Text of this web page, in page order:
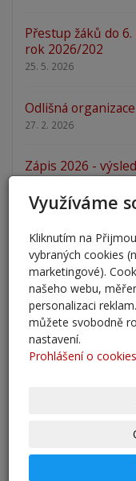
Přestup žáků do
rok 2026/202
25. 5. 2026
Odlišná
27. 2. 2026
Zápis 2026 -
14. 1. 2026
Nový školní rok -
31. 8. 2025
Pěšky do školy
29. 8. 2025
Zahájení školního
Využíváme
Kliknutím na
vybraných cookies
marketingové).
našeho webu,
personalizaci
můžete svobodně
nastavení.
Prohlášení o